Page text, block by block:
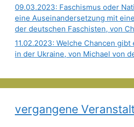
09.03.2023: Faschismus oder
eine Auseinandersetzung mit
der deutschen Faschisten, von
11.02.2023: Welche Chancen
in der Ukraine, von Michael von
vergangene